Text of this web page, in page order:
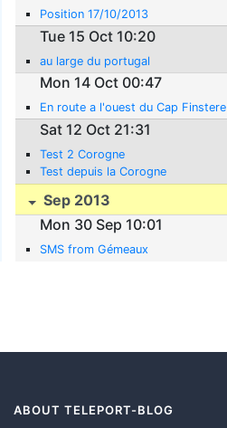
Position 17/10/2013
Tue 15 Oct 10:20
au large du portugal
Mon 14 Oct 00:47
En route a l'ouest du Cap Finstere
Sat 12 Oct 21:31
Test 2 Corogne
Test depuis la Corogne
Sep 2013
Mon 30 Sep 10:01
SMS from Gémeaux
ABOUT TELEPORT-BLOG